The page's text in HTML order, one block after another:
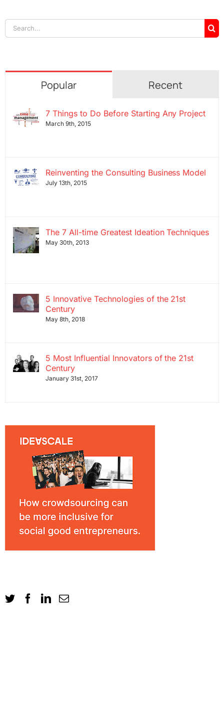
Search
for:
Popular Recent
7 Things to Do Before Starting Any Project
March 9th, 2015
Reinventing the Consulting Business Model
July 13th, 2015
The 7 All-time Greatest Ideation Techniques
May 30th, 2013
5 Innovative Technologies of the 21st
Century
May 8th, 2018
5 Most Influential Innovators of the 21st
Century
January 31st, 2017